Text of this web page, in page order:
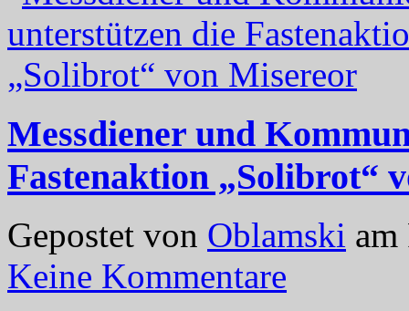
Messdiener und
Fastenaktion „Solibrot“
Gepostet von Oblamski
Keine Kommentare